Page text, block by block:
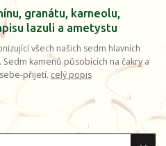
granátu, karneolu,
lazuli a ametystu
všech našich sedm hlavních
kamenů působících na čakry a
přijetí. celý popis